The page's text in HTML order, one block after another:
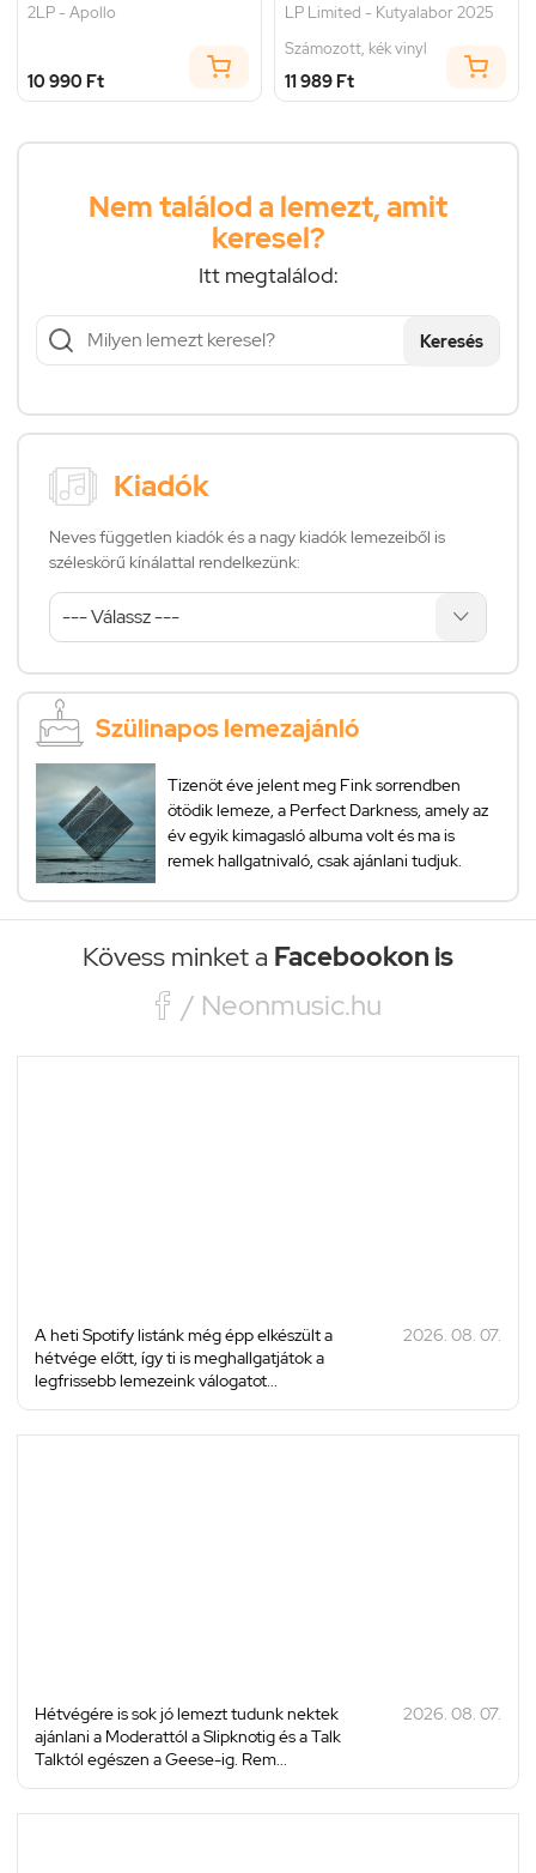
2LP - Apollo
10 990 Ft
LP Limited - Kutyalabor 2025
Számozott, kék vinyl
11 989 Ft
Nem találod a lemezt, amit
keresel?
Itt megtalálod:
Keresés
Kiadók
Neves független kiadók és a nagy kiadók lemezeiből is
széleskörű kínálattal rendelkezünk:
Szülinapos lemezajánló
Tizenöt éve jelent meg Fink sorrendben
ötödik lemeze, a Perfect Darkness, amely az
év egyik kimagasló albuma volt és ma is
remek hallgatnivaló, csak ajánlani tudjuk.
Kövess minket a Facebookon is
 / Neonmusic.hu
A heti Spotify listánk még épp elkészült a
hétvége előtt, így ti is meghallgatjátok a
legfrissebb lemezeink válogatot...
2026. 08. 07.
Hétvégére is sok jó lemezt tudunk nektek
ajánlani a Moderattól a Slipknotig és a Talk
Talktól egészen a Geese-ig. Rem...
2026. 08. 07.